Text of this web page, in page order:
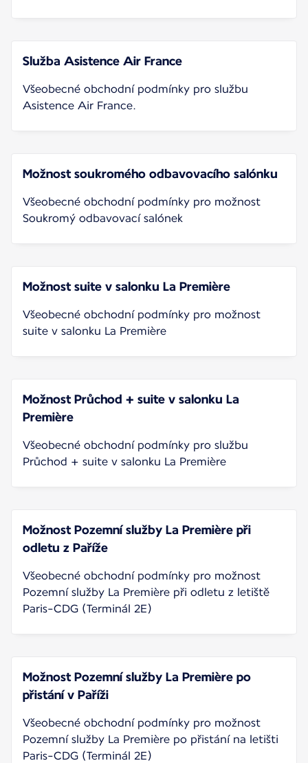
Služba Asistence Air France
Všeobecné obchodní podmínky pro službu
Asistence Air France.
Možnost soukromého odbavovacího salónku
Všeobecné obchodní podmínky pro možnost
Soukromý odbavovací salónek
Možnost suite v salonku La Première
Všeobecné obchodní podmínky pro možnost
suite v salonku La Première
Možnost Průchod + suite v salonku La
Première
Všeobecné obchodní podmínky pro službu
Průchod + suite v salonku La Première
Možnost Pozemní služby La Première při
odletu z Paříže
Všeobecné obchodní podmínky pro možnost
Pozemní služby La Première při odletu z letiště
Paris-CDG (Terminál 2E)
Možnost Pozemní služby La Première po
přistání v Paříži
Všeobecné obchodní podmínky pro možnost
Pozemní služby La Première po přistání na letišti
Paris-CDG (Terminál 2E)